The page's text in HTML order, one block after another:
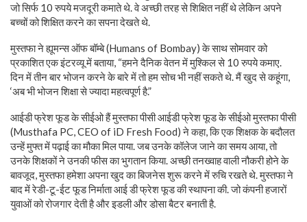
जो सिर्फ 10 रुपये मजदूरी कमाते थे. वे अच्छी तरह से शिक्षित नहीं थे लेकिन अपने
बच्चों को शिक्षित करने का सपना देखते थे.
मुस्तफा ने ह्यूमन्स ऑफ बॉम्बे (Humans of Bombay) के साथ सोमवार को
प्रकाशित एक इंटरव्यू में बताया, “हमने दैनिक वेतन में मुश्किल से 10 रुपये कमाए.
दिन में तीन बार भोजन करने के बारे में तो हम सोच भी नहीं सकते थे. मैं खुद से कहूंगा,
‘अब भी भोजन शिक्षा से ज्यादा महत्वपूर्ण है.”
आईडी फ्रेश फूड के सीईओ हैं मुस्तफा पीसी आईडी फ्रेश फूड के सीईओ मुस्तफा पीसी
(Musthafa PC, CEO of iD Fresh Food) ने कहा, कि एक शिक्षक के बदौलत
उन्हें मुफ्त में पढ़ाई का मौका मिल पाया. जब उनके कॉलेज जाने का समय आया, तो
उनके शिक्षकों ने उनकी फीस का भुगतान किया. अच्छी तनख्वाह वाली नौकरी होने के
बावजूद, मुस्तफा हमेशा अपना खुद का बिजनेस शुरू करने में रुचि रखते थे. मुस्तफा ने
बाद में रेडी-टू-ईट फूड निर्माता आई डी फ्रेश फूड की स्थापना की. जो कंपनी हजारों
युवाओं को रोजगार देती है और इडली और डोसा बैटर बनाती है.